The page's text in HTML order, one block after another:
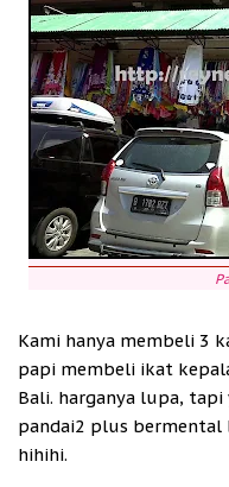
Kami hanya membeli 3
papi membeli ikat
Bali. harganya lupa,
pandai2 plus bermental
hihihi.